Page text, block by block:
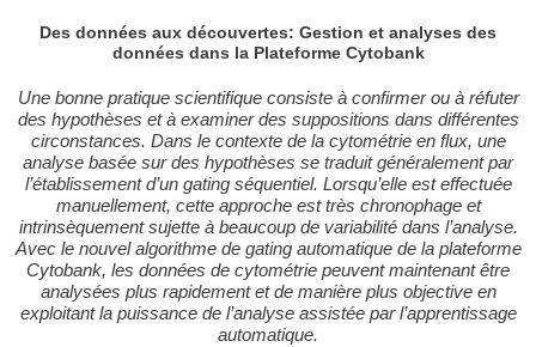
Des données aux découvertes: Gestion et analyses des
données dans la Plateforme Cytobank
Une bonne pratique scientifique consiste à confirmer ou à réfuter
des hypothèses et à examiner des suppositions dans différentes
circonstances. Dans le contexte de la cytométrie en flux, une
analyse basée sur des hypothèses se traduit généralement par
l’établissement d’un gating séquentiel. Lorsqu’elle est effectuée
manuellement, cette approche est très chronophage et
intrinsèquement sujette à beaucoup de variabilité dans l’analyse.
Avec le nouvel algorithme de gating automatique de la plateforme
Cytobank, les données de cytométrie peuvent maintenant être
analysées plus rapidement et de manière plus objective en
exploitant la puissance de l’analyse assistée par l’apprentissage
automatique.